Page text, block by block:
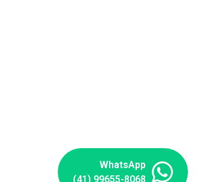
WhatsApp
(41) 99655-8068